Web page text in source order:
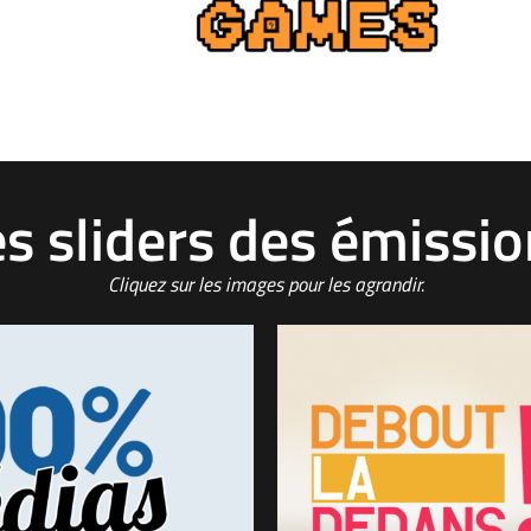
sliders des
Cliquez sur les images pour les agrandir.